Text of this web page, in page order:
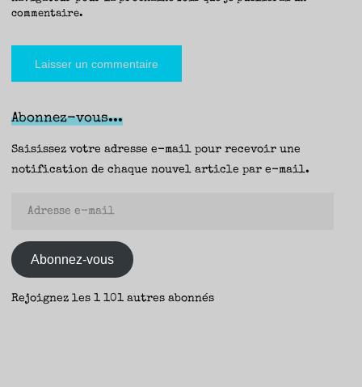
commentaire.
Abonnez-vous...
Saisissez votre adresse e-mail pour recevoir une
notification de chaque nouvel article par e-mail.
mail
Abonnez-vous
Rejoignez les 1 101 autres abonnés